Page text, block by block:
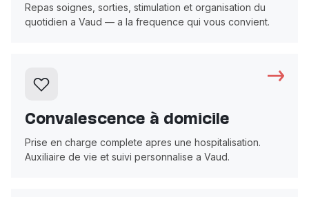
Repas soignes, sorties, stimulation et organisation du
quotidien a Vaud — a la frequence qui vous convient.
Convalescence à domicile
Prise en charge complete apres une hospitalisation.
Auxiliaire de vie et suivi personnalise a Vaud.